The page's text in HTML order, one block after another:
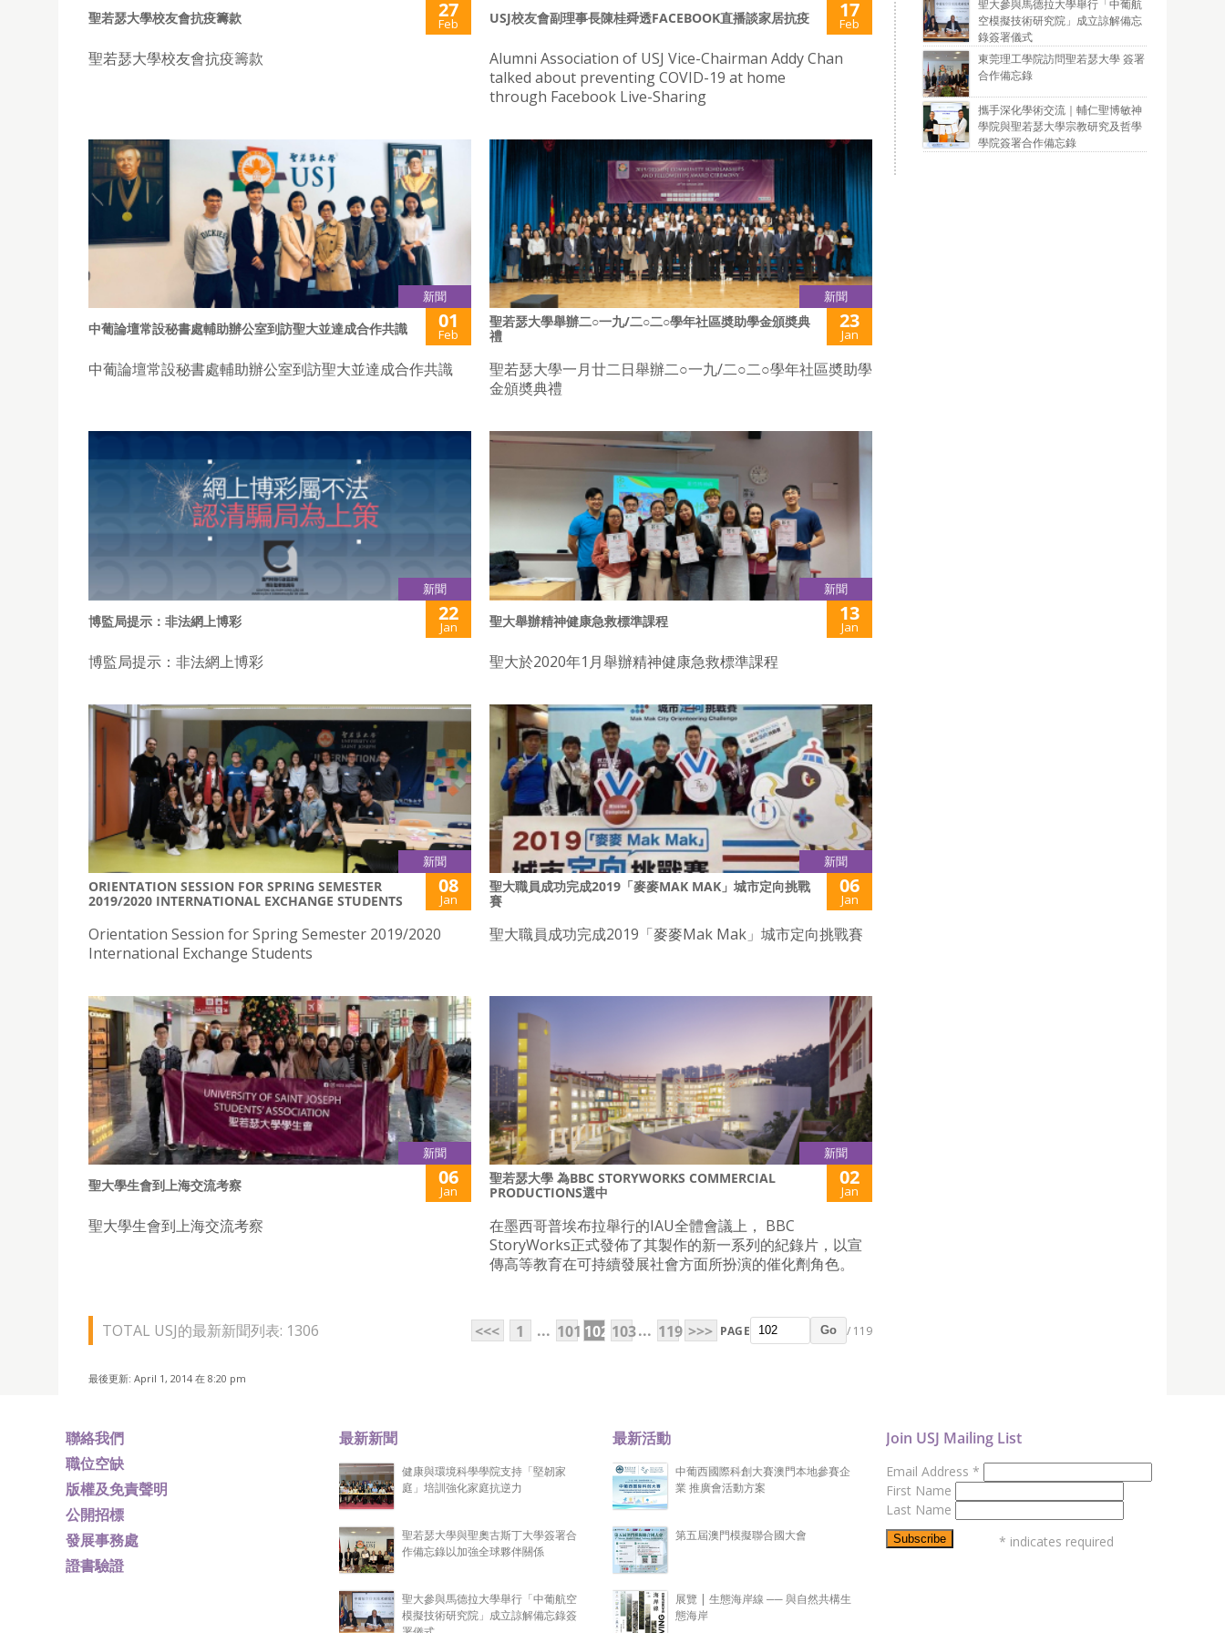
聖若瑟大學校友會抗疫籌款 27
Feb
聖若瑟大學校友會抗疫籌款
USJ校友會副理事長陳桂舜透FACEBOOK直播談家居抗疫 17
Feb
Alumni Association of USJ Vice-Chairman Addy Chan
talked about preventing COVID-19 at home
through Facebook Live-Sharing
新聞
中葡論壇常設秘書處輔助辦公室到訪聖大並達成合作共識 01
Feb
中葡論壇常設秘書處輔助辦公室到訪聖大並達成合作共識
新聞
聖若瑟大學舉辦二○一九/二○二○學年社區奬助學金頒奬典
禮
23
Jan
聖若瑟大學一月廿二日舉辦二○一九/二○二○學年社區奬助學
金頒奬典禮
新聞
博監局提示：非法網上博彩 22
Jan
博監局提示：非法網上博彩
新聞
聖大舉辦精神健康急救標準課程 13
Jan
聖大於2020年1月舉辦精神健康急救標準課程
新聞
ORIENTATION SESSION FOR SPRING SEMESTER
2019/2020 INTERNATIONAL EXCHANGE STUDENTS
08
Jan
Orientation Session for Spring Semester 2019/2020
International Exchange Students
新聞
聖大職員成功完成2019「麥麥MAK MAK」城市定向挑戰
賽
06
Jan
聖大職員成功完成2019「麥麥Mak Mak」城市定向挑戰賽
新聞
聖大學生會到上海交流考察 06
Jan
聖大學生會到上海交流考察
新聞
聖若瑟大學 為BBC STORYWORKS COMMERCIAL
PRODUCTIONS選中
02
Jan
在墨西哥普埃布拉舉行的IAU全體會議上， BBC
StoryWorks正式發佈了其製作的新一系列的紀錄片，以宣
傳高等教育在可持續發展社會方面所扮演的催化劑角色。
TOTAL USJ的最新新聞列表: 1306 <<< 1 ... 101 102 103... 119 >>> PAGE Go / 119
最後更新: April 1, 2014 在 8:20 pm
聖大參與馬德拉大學舉行「中葡航
空模擬技術研究院」成立諒解備忘
錄簽署儀式
東莞理工學院訪問聖若瑟大學 簽署
合作備忘錄
攜手深化學術交流｜輔仁聖博敏神
學院與聖若瑟大學宗教研究及哲學
學院簽署合作備忘錄
聯絡我們
職位空缺
版權及免責聲明
公開招標
發展事務處
證書驗證
最新新聞
健康與環境科學學院支持「堅韌家
庭」培訓強化家庭抗逆力
聖若瑟大學與聖奧古斯丁大學簽署合
作備忘錄以加強全球夥伴關係
聖大參與馬德拉大學舉行「中葡航空
模擬技術研究院」成立諒解備忘錄簽
最新活動
中葡西國際科創大賽澳門本地參賽企
業 推廣會活動方案
第五屆澳門模擬聯合國大會
展覽 | 生態海岸線 ── 與自然共構生
態海岸
Join USJ Mailing List
Email Address *
First Name
Last Name
* indicates required